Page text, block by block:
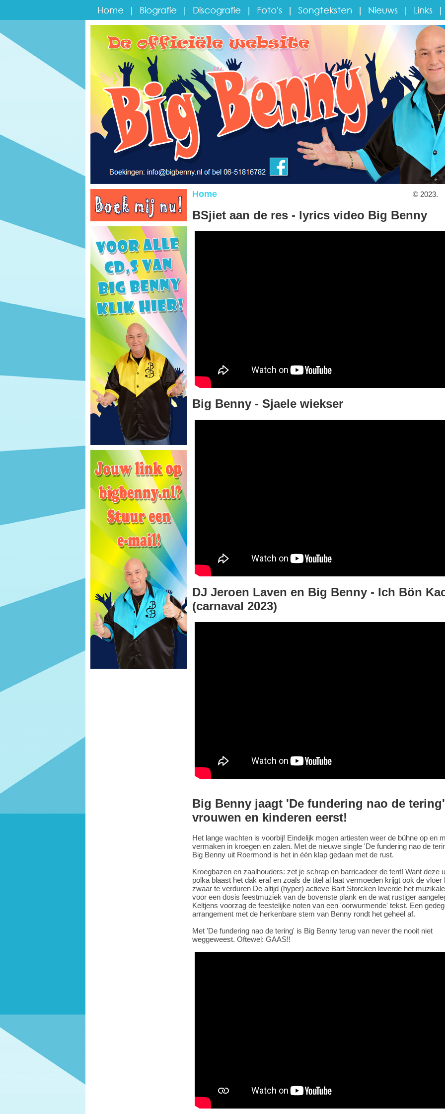
Home © 2023.
BSjiet aan de res - lyrics video Big Benny
Big Benny - Sjaele wiekser
DJ Jeroen Laven en Big Benny - Ich Bön
(carnaval 2023)
Big Benny jaagt 'De fundering nao de
vrouwen en kinderen eerst!
Het lange wachten is voorbij! Eindelijk mogen artiesten weer de bühne op en
vermaken in kroegen en zalen. Met de nieuwe single 'De fundering nao de
Big Benny uit Roermond is het in één klap gedaan met de rust.
Kroegbazen en zaalhouders: zet je schrap en barricadeer de tent! Want deze
polka blaast het dak eraf en zoals de titel al laat vermoeden krijgt ook de vloer
zwaar te verduren De altijd (hyper) actieve Bart Storcken leverde het
voor een dosis feestmuziek van de bovenste plank en de wat rustiger
Keltjens voorzag de feestelijke noten van een 'oorwurmende' tekst. Een
arrangement met de herkenbare stem van Benny rondt het geheel af.
Met 'De fundering nao de tering' is Big Benny terug van never the nooit niet
weggeweest. Oftewel: GAAS!!